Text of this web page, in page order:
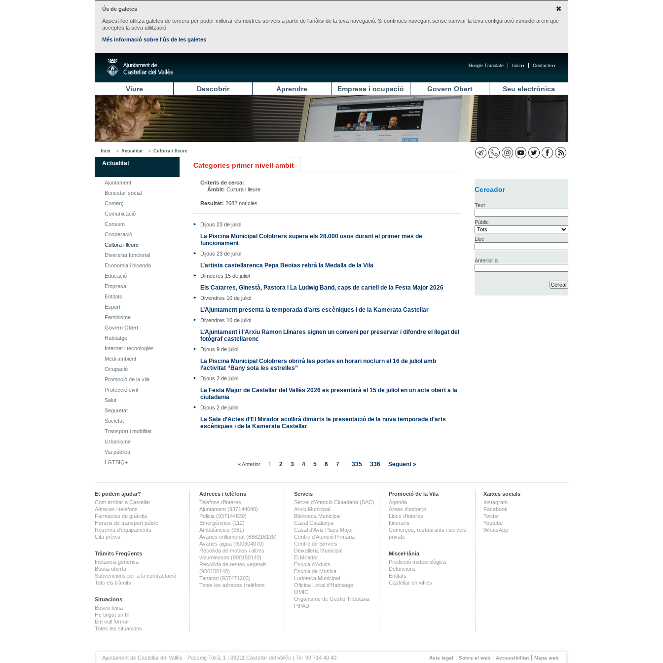
Ús de galetes
Aquest lloc utilitza galetes de tercers per poder millorar els nostres serveis a partir de l'anàlisi de la teva navegació. Si continues navegant sense canviar la teva configuració considerarem que
acceptes la seva utilització.
Més informació sobre l'ús de les galetes
Contacte
Inici
Google Translate
Viure Descobrir Aprendre Empresa i ocupació Govern Obert Seu electrònica
Inici Actualitat Cultura i lleure
Actualitat
Ajuntament
Benestar social
Comerç
Comunicació
Consum
Cooperació
Cultura i lleure
Diversitat funcional
Economia i hisenda
Educació
Empresa
Entitats
Esport
Feminisme
Govern Obert
Habitatge
Internet i tecnologies
Medi ambient
Ocupació
Promoció de la vila
Protecció civil
Salut
Seguretat
Societat
Transport i mobilitat
Urbanisme
Via pública
LGTBIQ+
Categories primer nivell ambit
Criteris de cerca:
Àmbit: Cultura i lleure
Resultat: 2682 notícies
Dijous 23 de juliol
La Piscina Municipal Colobrers supera els 28.000 usos durant el primer mes de
funcionament
Dijous 23 de juliol
L’artista castellarenca Pepa Beotas rebrà la Medalla de la Vila
Dimecres 15 de juliol
Els Catarres, Ginestà, Pastora i La Ludwig Band, caps de cartell de la Festa Major 2026
Divendres 10 de juliol
L’Ajuntament presenta la temporada d’arts escèniques i de la Kamerata Castellar
Divendres 10 de juliol
L’Ajuntament i l’Arxiu Ramon Llinares signen un conveni per preservar i difondre el llegat del
fotògraf castellarenc
Dijous 9 de juliol
La Piscina Municipal Colobrers obrirà les portes en horari nocturn el 16 de juliol amb
l’activitat “Bany sota les estrelles”
Dijous 2 de juliol
La Festa Major de Castellar del Vallès 2026 es presentarà el 15 de juliol en un acte obert a la
ciutadania
Dijous 2 de juliol
La Sala d’Actes d’El Mirador acollirà dimarts la presentació de la nova temporada d’arts
escèniques i de la Kamerata Castellar
« Anterior 1 2 3 4 5 6 7 335 336 Següent »
Cercador
Text
Públic
Lloc
Anterior a
Et podem ajudar?
Com arribar a Castellar
Adreces i telèfons
Farmàcies de guàrdia
Horaris de transport públic
Reserva d'equipaments
Cita prèvia
Tràmits Freqüents
Instància genèrica
Bústia oberta
Subvencions per a la contractació
Tots els tràmits
Situacions
Busco feina
He tingut un fill
Em vull formar
Totes les situacions
Adreces i telèfons
Telèfons d'interès
Ajuntament (937144040)
Policia (937144830)
Emergències (112)
Ambulàncies (061)
Avaries enllumenat (686216138)
Avaries aigua (900304070)
Recollida de mobles i altres
voluminosos (900150140)
Recollida de restes vegetals
(900150140)
Tanatori (937471203)
Totes les adreces i telèfons
Serveis
Servei d'Atenció Ciutadana (SAC)
Arxiu Municipal
Biblioteca Municipal
Casal Catalunya
Casal d'Avis Plaça Major
Centre d'Atenció Primària
Centre de Serveis
Deixalleria Municipal
El Mirador
Escola d'Adults
Escola de Música
Ludoteca Municipal
Oficina Local d'Habitatge
OMIC
Organisme de Gestió Tributària
PIPAD
Promoció de la Vila
Agenda
Àrees d'esbarjo
Llocs d'interès
Itineraris
Comerços, restaurants i serveis
privats
Miscel·lània
Predicció meteorològica
Defuncions
Entitats
Castellar en xifres
Xarxes socials
Instagram
Facebook
Twitter
Youtube
WhatsApp
Avís legal Sobre el web Accessibilitat Mapa web
Ajuntament de Castellar del Vallès · Passeig Tolrà, 1 | 08211 Castellar del Vallès | Tel. 93 714 40 40